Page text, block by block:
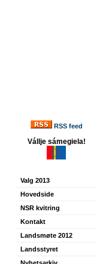
RSS feed
Vállje sámegiela!
Valg 2013
Hovedside
NSR kvitring
Kontakt
Landsmøte 2012
Landsstyret